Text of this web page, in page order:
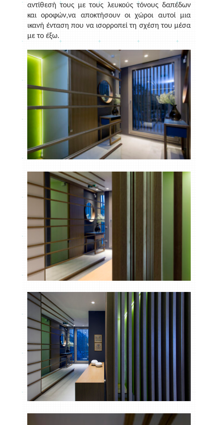
αντίθεσή τους με τους λευκούς τόνους δαπέδων
και οροφών,να αποκτήσουν οι χώροι αυτοί μια
ικανή ένταση που να ισορροπεί τη σχέση του μέσα
με το έξω.